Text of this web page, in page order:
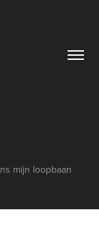
mijn loopbaan